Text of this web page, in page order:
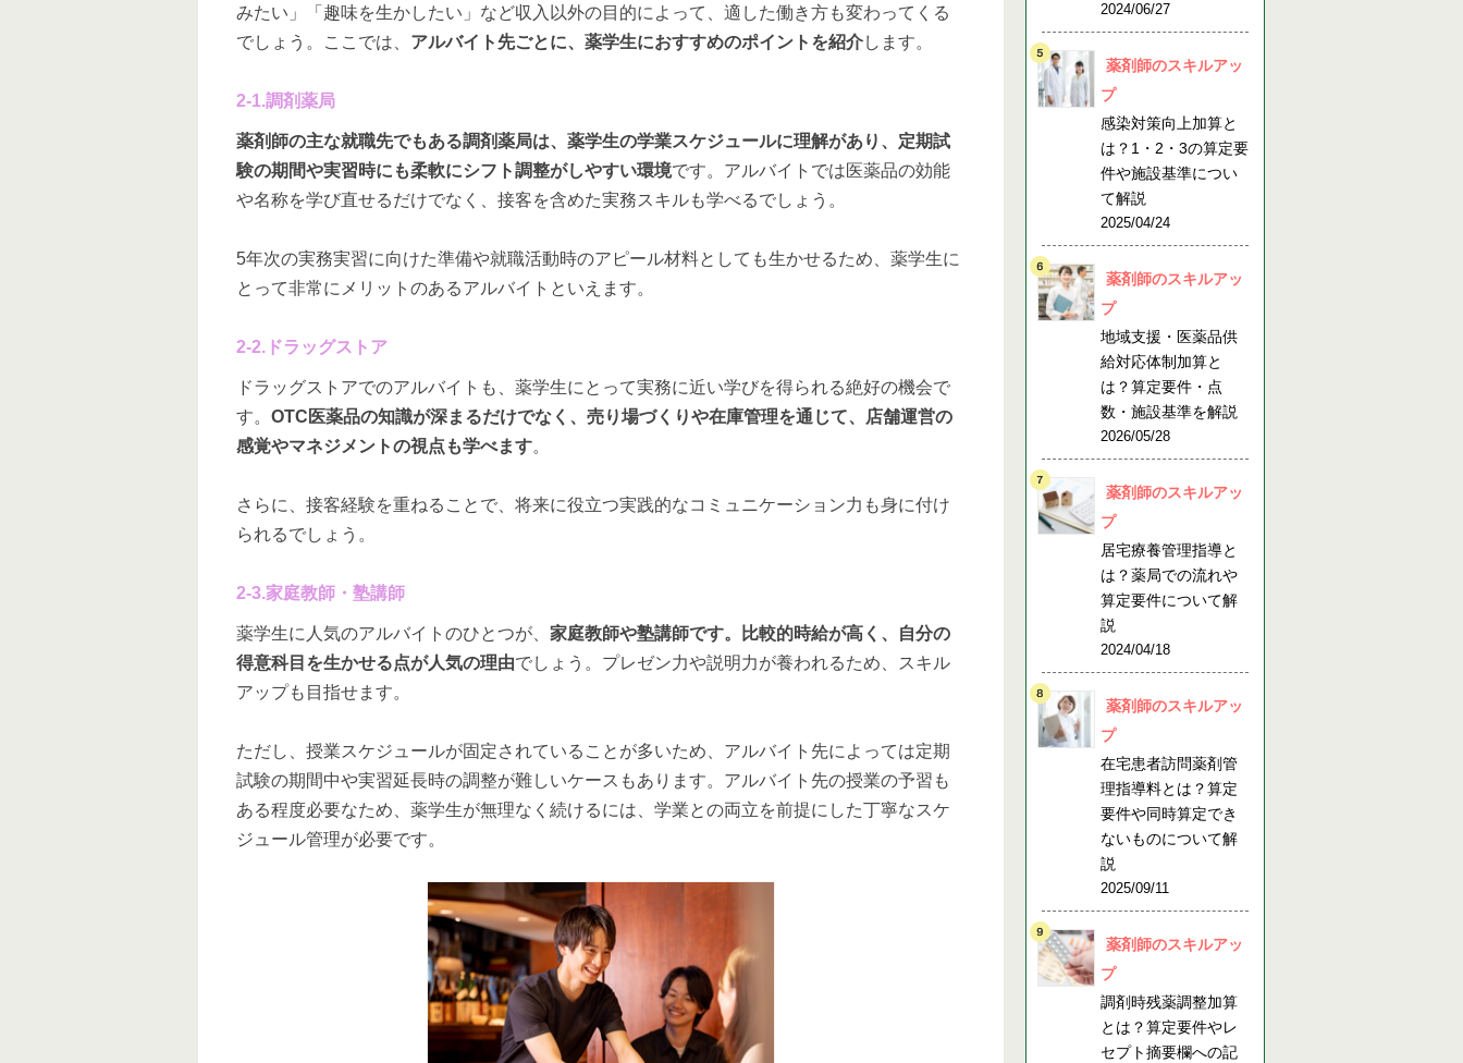
みたい」「趣味を生かしたい」など収入以外の目的によって、適した働き方も変わってくる
でしょう。ここでは、 アルバイト先ごとに、薬学生におすすめのポイントを紹介します。
2-1.調剤薬局
薬剤師の主な就職先でもある調剤薬局は、薬学生の学業スケジュールに理解があり、定期試
験の期間や実習時にも柔軟にシフト調整がしやすい環境です。アルバイトでは医薬品の効能
や名称を学び直せるだけでなく、接客を含めた実務スキルも学べるでしょう。
5年次の実務実習に向けた準備や就職活動時のアピール材料としても生かせるため、薬学生に
とって非常にメリットのあるアルバイトといえます。
2-2.ドラッグストア
ドラッグストアでのアルバイトも、薬学生にとって実務に近い学びを得られる絶好の機会で
す。 OTC医薬品の知識が深まるだけでなく、売り場づくりや在庫管理を通じて、店舗運営の
感覚やマネジメントの視点も学べます。
さらに、接客経験を重ねることで、将来に役立つ実践的なコミュニケーション力も身に付け
られるでしょう。
2-3.家庭教師・塾講師
薬学生に人気のアルバイトのひとつが、 家庭教師や塾講師です。比較的時給が高く、自分の
得意科目を生かせる点が人気の理由でしょう。プレゼン力や説明力が養われるため、スキル
アップも目指せます。
ただし、授業スケジュールが固定されていることが多いため、アルバイト先によっては定期
試験の期間中や実習延長時の調整が難しいケースもあります。アルバイト先の授業の予習も
ある程度必要なため、薬学生が無理なく続けるには、学業との両立を前提にした丁寧なスケ
ジュール管理が必要です。
2024/06/27
薬剤師のスキルアッ
プ
感染対策向上加算と
は？1・2・3の算定要
件や施設基準につい
て解説
2025/04/24
薬剤師のスキルアッ
プ
地域支援・医薬品供
給対応体制加算と
は？算定要件・点
数・施設基準を解説
2026/05/28
薬剤師のスキルアッ
プ
居宅療養管理指導と
は？薬局での流れや
算定要件について解
説
2024/04/18
薬剤師のスキルアッ
プ
在宅患者訪問薬剤管
理指導料とは？算定
要件や同時算定でき
ないものについて解
説
2025/09/11
薬剤師のスキルアッ
プ
調剤時残薬調整加算
とは？算定要件やレ
セプト摘要欄への記